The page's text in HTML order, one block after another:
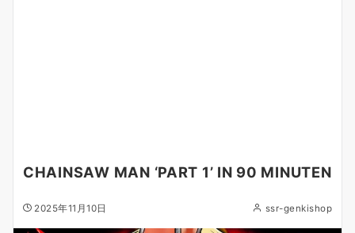
CHAINSAW MAN ‘PART 1’ IN 90 MINUTEN
2025年11月10日 ssr-genkishop